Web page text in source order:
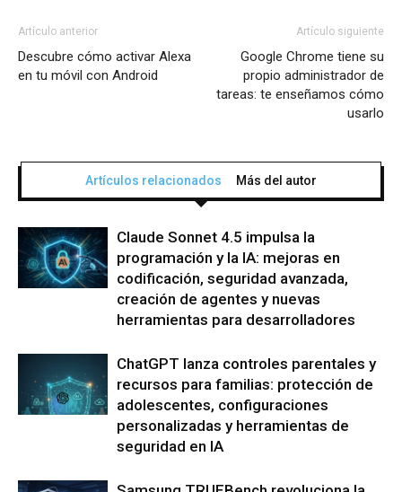
Artículo anterior
Descubre cómo activar Alexa
en tu móvil con Android
Artículo siguiente
Google Chrome tiene su
propio administrador de
tareas: te enseñamos cómo
usarlo
Artículos relacionados Más del autor
Claude Sonnet 4.5 impulsa la
programación y la IA: mejoras en
codificación, seguridad avanzada,
creación de agentes y nuevas
herramientas para desarrolladores
ChatGPT lanza controles parentales y
recursos para familias: protección de
adolescentes, configuraciones
personalizadas y herramientas de
seguridad en IA